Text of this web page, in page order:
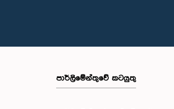
පාර්ලිමේන්තුවේ කටයුතු